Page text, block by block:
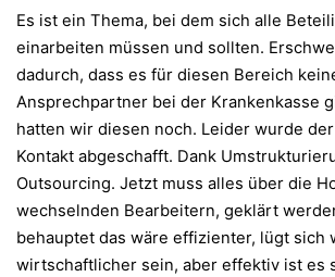
Es ist ein Thema, bei dem sich alle
einarbeiten müssen und sollten.
dadurch, dass es für diesen Bereich
Ansprechpartner bei der Krankenkasse
hatten wir diesen noch. Leider wurde
Kontakt abgeschafft. Dank
Outsourcing. Jetzt muss alles über die
wechselnden Bearbeitern, geklärt
behauptet das wäre effizienter, lügt sich
wirtschaftlicher sein, aber effektiv ist es